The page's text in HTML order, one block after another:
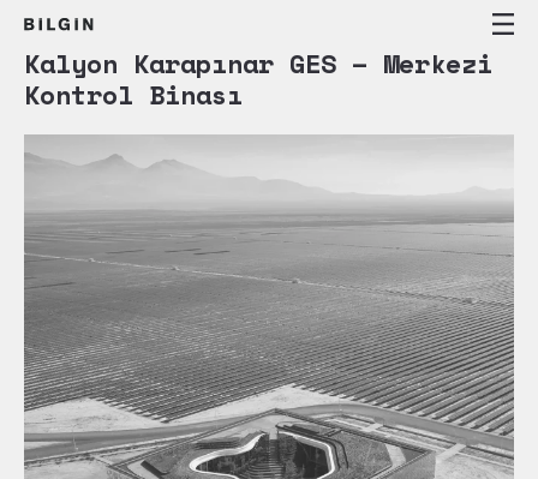
Kalyon Karapınar GES – Merkezi
Kontrol Binası